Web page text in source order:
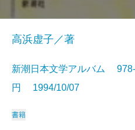
高浜虚子／著
新潮日本文学アルバム
円 1994/10/07
書籍